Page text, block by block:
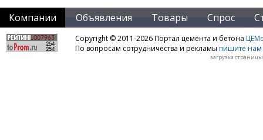
Компании Объявления Товары Спрос
Copyright © 2011-2026 Портал цемента и бетона
По вопросам сотрудничества и рекламы пишите нам
загрузка